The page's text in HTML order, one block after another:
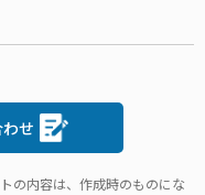
せ
の内容は、作成時のものにな